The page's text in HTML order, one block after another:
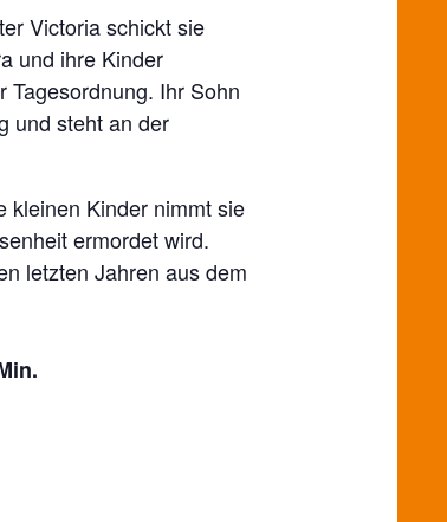
Victoria schickt sie
und ihre Kinder
Ihr Sohn
und steht an der
kleinen Kinder nimmt sie
ermordet wird.
letzten Jahren aus dem